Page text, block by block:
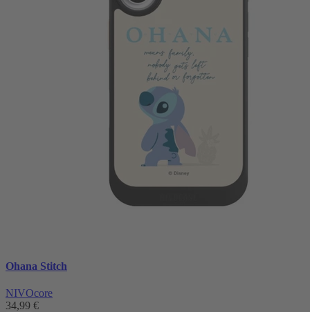
Ohana Stitch
NIVOcore
34,99 €